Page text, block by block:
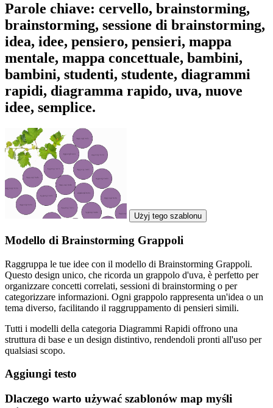
Parole chiave: cervello, brainstorming,
brainstorming, sessione di brainstorming,
idea, idee, pensiero, pensieri, mappa
mentale, mappa concettuale, bambini,
bambini, studenti, studente, diagrammi
rapidi, diagramma rapido, uva, nuove
idee, semplice.
Użyj tego szablonu
Modello di Brainstorming Grappoli
Raggruppa le tue idee con il modello di Brainstorming Grappoli.
Questo design unico, che ricorda un grappolo d'uva, è perfetto per
organizzare concetti correlati, sessioni di brainstorming o per
categorizzare informazioni. Ogni grappolo rappresenta un'idea o un
tema diverso, facilitando il raggruppamento di pensieri simili.
Tutti i modelli della categoria Diagrammi Rapidi offrono una
struttura di base e un design distintivo, rendendoli pronti all'uso per
qualsiasi scopo.
Aggiungi testo
Dlaczego warto używać szablonów map myśli